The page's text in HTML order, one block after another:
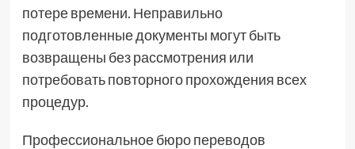
потере времени. Неправильно
подготовленные документы могут быть
возвращены без рассмотрения или
потребовать повторного прохождения всех
процедур.
Профессиональное бюро переводов